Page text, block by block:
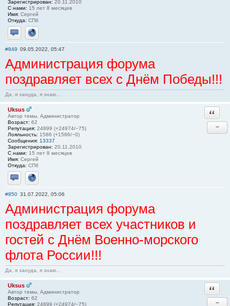
Зарегистрирован: 20.11.2010
С нами: 15 лет 8 месяцев
Имя: Сергей
Откуда: СПб
Отправить личное сообщение
Сайт
#849 09.05.2022, 05:47
Администрация форума
поздравляет всех с Днём Победы!!!
Да, я зануда, я знаю...
Uksus
Автор темы, Администратор
Возраст: 62
Репутация: 24899 (+24974/−75)
Лояльность: 1586 (+1586/−0)
Сообщения: 13337
Зарегистрирован: 20.11.2010
С нами: 15 лет 8 месяцев
Имя: Сергей
Откуда: СПб
Отправить личное сообщение
Сайт
−
#850 31.07.2022, 05:06
Администрация форума
поздравляет всех участников и
гостей с Днём Военно-морского
флота России!!!
Да, я зануда, я знаю...
Uksus
Автор темы, Администратор
Возраст: 62
Репутация: 24899 (+24974/−75)
−